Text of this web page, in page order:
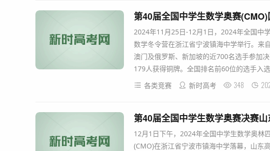
第40届全国中学生数学奥赛
2024年11月25日-12月1日，2024年全国中
数学冬令营在浙江省宁波镇海中学举行。来
澳门及俄罗斯、新加坡的近700名选手参加
179人获得铜牌。全国排名前60位的选手入
各类竞赛
新时高考 348
第40届全国中学生数学奥赛决赛
12月1日下午，2024年全国中学生数学奥林
(CMO)在浙江省宁波市镇海中学落幕，山东